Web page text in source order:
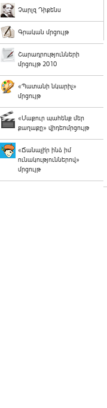
Չարլզ Դիքենս
Գրական մրցույթ
Շարադրությունների
մրցույթ 2010
«Պատանի նկարիչ»
մրցույթ
«Մաքուր պահենք մեր
քաղաքը» վիդեոմրցույթ
«Ճանաչի՛ր ինձ իմ
ունակություններով»
մրցույթ